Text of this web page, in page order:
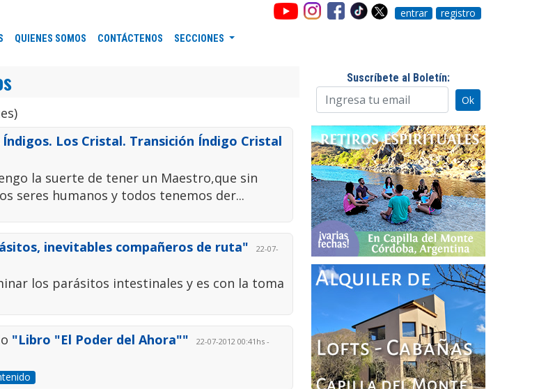
entrar registro
QUIENES SOMOS CONTÁCTENOS SECCIONES
Los Cristal. Transición Índigo Cristal
la suerte de tener un Maestro,que sin
seres humanos y todos tenemos der...
inevitables compañeros de ruta"
22-07-
los parásitos intestinales y es con la toma
"Libro "El Poder del Ahora""
22-07-2012 00:41hs -
Suscríbete al Boletín: